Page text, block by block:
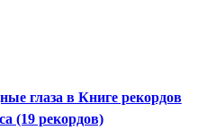
глаза в Книге рекордов
(19 рекордов)